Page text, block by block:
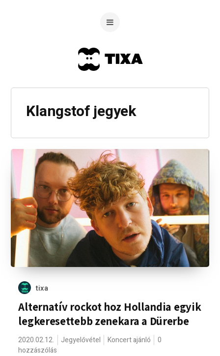
Klangstof jegyek
tixa
Alternatív rockot hoz Hollandia egyik
legkeresettebb zenekara a Dürerbe
2020.02.12. Jegyelővétel Koncert ajánló
0
hozzászólás